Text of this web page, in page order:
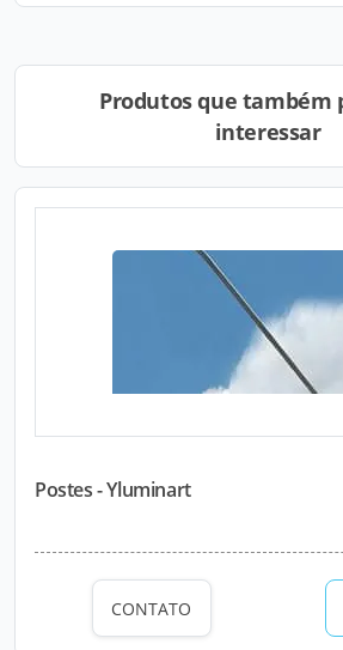
Produtos que também
interessar
Postes - Yluminart
CONTATO